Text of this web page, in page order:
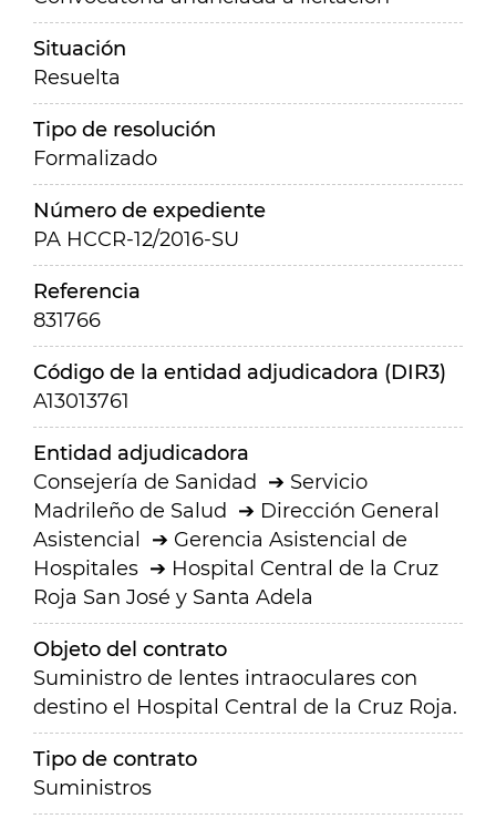
Situación
Resuelta
Tipo de resolución
Formalizado
Número de expediente
PA HCCR-12/2016-SU
Referencia
831766
Código de la entidad adjudicadora (DIR3)
A13013761
Entidad adjudicadora
Consejería de Sanidad
Servicio
Madrileño de Salud
Dirección General
Asistencial
Gerencia Asistencial de
Hospitales
Hospital Central de la Cruz
Roja San José y Santa Adela
Objeto del contrato
Suministro de lentes intraoculares con
destino el Hospital Central de la Cruz Roja.
Tipo de contrato
Suministros